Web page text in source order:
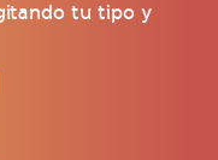
tu tipo y